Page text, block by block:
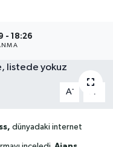
- 18:26
A- A
dünyadaki internet